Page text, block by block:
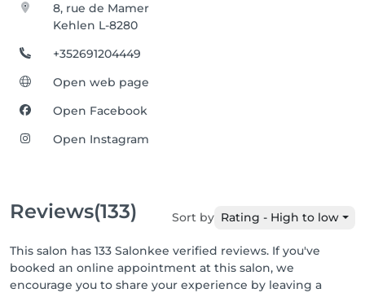
8, rue de Mamer
Kehlen L-8280
+352691204449
Open web page
Open Facebook
Open Instagram
Reviews(133) Sort by Rating - High to low
This salon has 133 Salonkee verified reviews. If you've
booked an online appointment at this salon, we
encourage you to share your experience by leaving a